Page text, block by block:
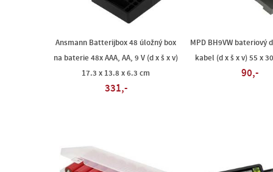
Ansmann Batterijbox 48 úložný box
na baterie 48x AAA, AA, 9 V (d x š x v)
17.3 x 13.8 x 6.3 cm
331,-
MPD BH9VW bateriový
kabel (d x š x v) 55 x
90,-